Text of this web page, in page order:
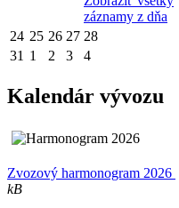
záznamy z dňa
24 25 26 27 28
31 1 2 3 4
Kalendár vývozu
Zvozový harmonogram 2026
kB